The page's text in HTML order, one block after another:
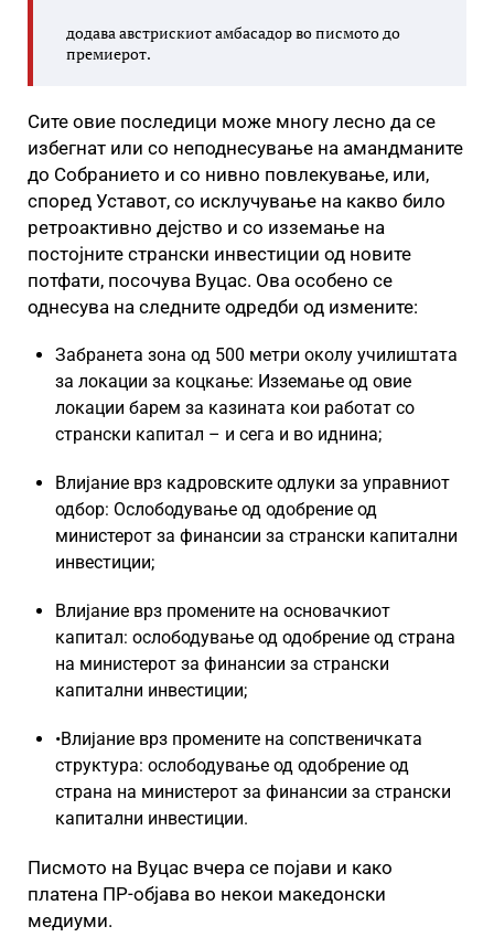
додава австрискиот амбасадор во писмото до
премиерот.
Сите овие последици може многу лесно да се
избегнат или со неподнесување на амандманите
до Собранието и со нивно повлекување, или,
според Уставот, со исклучување на какво било
ретроактивно дејство и со изземање на
постојните странски инвестиции од новите
потфати, посочува Вуцас. Ова особено се
однесува на следните одредби од измените:
Забранета зона од 500 метри околу училиштата
за локации за коцкање: Изземање од овие
локации барем за казината кои работат со
странски капитал – и сега и во иднина;
Влијание врз кадровските одлуки за управниот
одбор: Ослободување од одобрение од
министерот за финансии за странски капитални
инвестиции;
Влијание врз промените на основачкиот
капитал: ослободување од одобрение од страна
на министерот за финансии за странски
капитални инвестиции;
•Влијание врз промените на сопственичката
структура: ослободување од одобрение од
страна на министерот за финансии за странски
капитални инвестиции.
Писмото на Вуцас вчера се појави и како
платена ПР-објава во некои македонски
медиуми.